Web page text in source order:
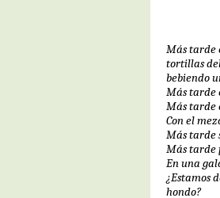
Más tarde
tortillas
bebiendo
Más tarde
Más tarde
Con el
Más tarde
Más tarde
En una
¿Estamos
hondo?